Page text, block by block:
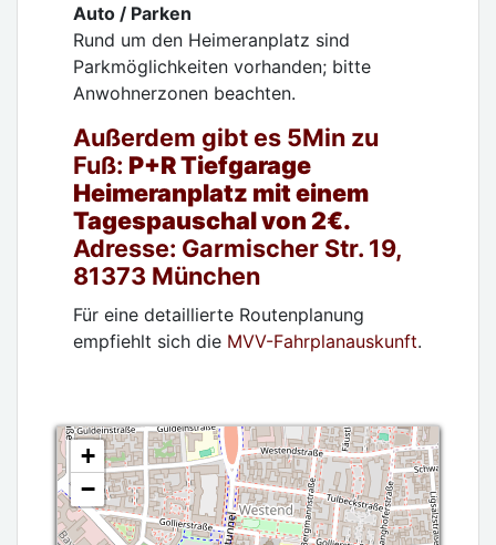
Auto / Parken
Rund um den Heimeranplatz sind
Parkmöglichkeiten vorhanden; bitte
Anwohnerzonen beachten.
Außerdem gibt es 5Min zu
Fuß: P+R Tiefgarage
Heimeranplatz mit einem
Tagespauschal von 2€.
Adresse: Garmischer Str. 19,
81373 München
Für eine detaillierte Routenplanung
empfiehlt sich die MVV-Fahrplanauskunft.
+
−